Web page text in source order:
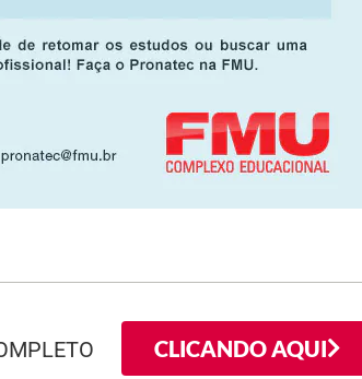
CLICANDO AQUI